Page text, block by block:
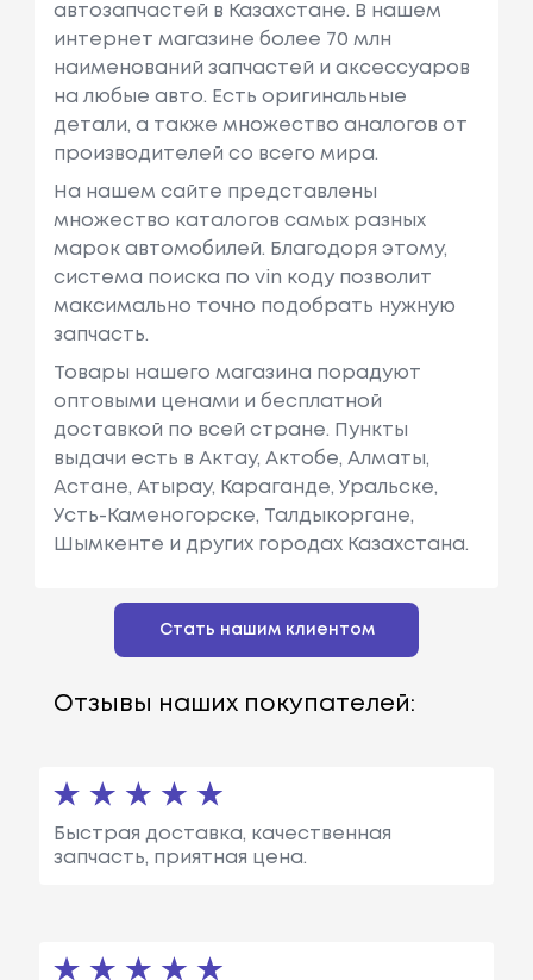
автозапчастей в Казахстане. В нашем
интернет магазине более 70 млн
наименований запчастей и аксессуаров
на любые авто. Есть оригинальные
детали, а также множество аналогов от
производителей со всего мира.
На нашем сайте представлены
множество каталогов самых разных
марок автомобилей. Благодоря этому,
система поиска по vin коду позволит
максимально точно подобрать нужную
запчасть.
Товары нашего магазина порадуют
оптовыми ценами и бесплатной
доставкой по всей стране. Пункты
выдачи есть в Актау, Актобе, Алматы,
Астане, Атырау, Караганде, Уральске,
Усть-Каменогорске, Талдыкоргане,
Шымкенте и других городах Казахстана.
Стать нашим клиентом
Отзывы наших покупателей:
Быстрая доставка, качественная
запчасть, приятная цена.